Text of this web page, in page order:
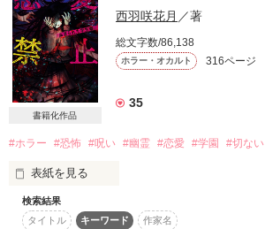
一度気になると、解くまでやめられない
麻薬のような
あなたの好きそうな「謎」集めてみましたっ
その謎あなたに解けますか？
書籍化作品
西羽咲花月 ／著
総文字数/86,138
ホラー・オカルト 316ページ
35
#ホラー #恐怖 #呪い #幽霊 #恋愛 #学園 #切ない
表紙を見る
【恋愛禁止】
検索結果
タイトル
キーワード 作家名